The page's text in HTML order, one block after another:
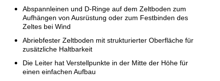
Abspannleinen und D-Ringe auf dem Zeltboden zum
Aufhängen von Ausrüstung oder zum Festbinden des
Zeltes bei Wind
Abriebfester Zeltboden mit strukturierter Oberfläche für
zusätzliche Haltbarkeit
Die Leiter hat Verstellpunkte in der Mitte der Höhe für
einen einfachen Aufbau